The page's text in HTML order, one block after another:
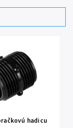
hadicu